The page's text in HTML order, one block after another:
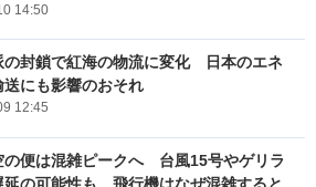
14:50
の封鎖で紅海の物流に変化 日本のエネ
送にも影響のおそれ
12:45
の便は混雑ピークへ 台風15号やゲリラ